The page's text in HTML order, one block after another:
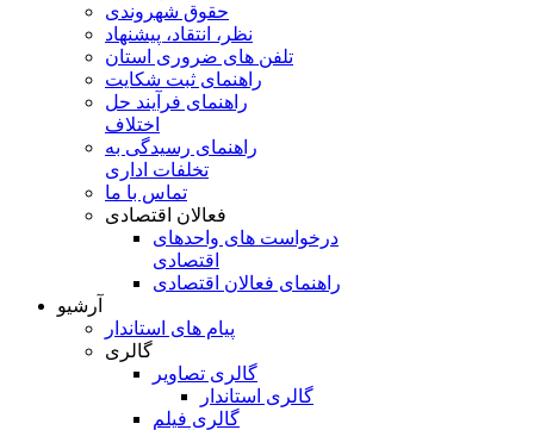
حقوق شهروندی
نظر، انتقاد، پیشنهاد
تلفن های ضروری استان
راهنمای ثبت شکایت
راهنمای فرآیند حل
اختلاف
راهنمای رسیدگی به
تخلفات اداری
تماس با ما
فعالان اقتصادی
درخواست های واحدهای
اقتصادی
راهنمای فعالان اقتصادی
آرشیو
پیام های استاندار
گالری
گالری تصاویر
گالری استاندار
گالری فیلم